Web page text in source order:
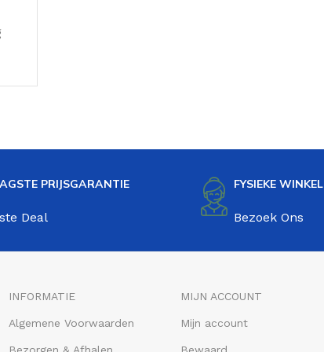
PRIJSGARANTIE
Deal
FYSIEKE WINKEL
Bezoek Ons
INFORMATIE
Algemene Voorwaarden
MIJN ACCOUNT
Mijn account